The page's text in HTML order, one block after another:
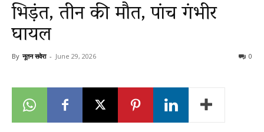
सवेरा
Breaking
भिड़ंत, तीन की मौत, पांच गंभीर
घायल
By नूतन सवेरा - June 29, 2026 0